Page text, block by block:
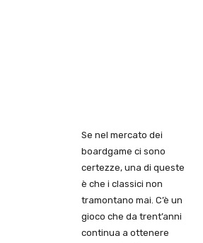
Se nel mercato dei
boardgame ci sono
certezze, una di queste
è che i classici non
tramontano mai. C’è un
gioco che da trent’anni
continua a ottenere